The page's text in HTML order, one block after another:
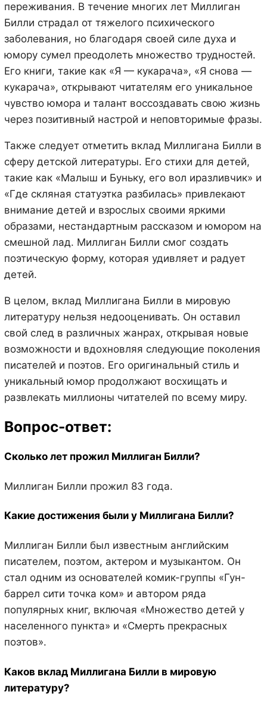
переживания. В течение многих лет Миллиган
Билли страдал от тяжелого психического
заболевания, но благодаря своей силе духа и
юмору сумел преодолеть множество трудностей.
Его книги, такие как «Я — кукарача», «Я снова —
кукарача», открывают читателям его уникальное
чувство юмора и талант воссоздавать свою жизнь
через позитивный настрой и неповторимые фразы.
Также следует отметить вклад Миллигана Билли в
сферу детской литературы. Его стихи для детей,
такие как «Малыш и Буньку, его вол иразливчик» и
«Где скляная статуэтка разбилась» привлекают
внимание детей и взрослых своими яркими
образами, нестандартным рассказом и юмором на
смешной лад. Миллиган Билли смог создать
поэтическую форму, которая удивляет и радует
детей.
В целом, вклад Миллигана Билли в мировую
литературу нельзя недооценивать. Он оставил
свой след в различных жанрах, открывая новые
возможности и вдохновляя следующие поколения
писателей и поэтов. Его оригинальный стиль и
уникальный юмор продолжают восхищать и
развлекать миллионы читателей по всему миру.
Вопрос-ответ:
Сколько лет прожил Миллиган Билли?
Миллиган Билли прожил 83 года.
Какие достижения были у Миллигана Билли?
Миллиган Билли был известным английским
писателем, поэтом, актером и музыкантом. Он
стал одним из основателей комик-группы «Гун-
баррел сити точка ком» и автором ряда
популярных книг, включая «Множество детей у
населенного пункта» и «Смерть прекрасных
поэтов».
Каков вклад Миллигана Билли в мировую
литературу?